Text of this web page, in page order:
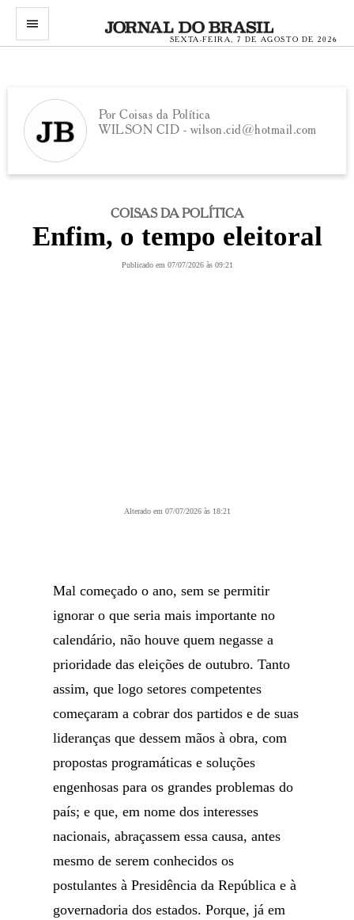
menu
SEXTA-FEIRA, 7 DE AGOSTO DE 2026
Por Coisas da Política
WILSON CID - wilson.cid@hotmail.com
COISAS DA POLÍTICA
Enfim, o tempo eleitoral
Publicado em 07/07/2026 às 09:21
Alterado em 07/07/2026 às 18:21
Mal começado o ano, sem se permitir
ignorar o que seria mais importante no
calendário, não houve quem negasse a
prioridade das eleições de outubro. Tanto
assim, que logo setores competentes
começaram a cobrar dos partidos e de suas
lideranças que dessem mãos à obra, com
propostas programáticas e soluções
engenhosas para os grandes problemas do
país; e que, em nome dos interesses
nacionais, abraçassem essa causa, antes
mesmo de serem conhecidos os
postulantes à Presidência da República e à
governadoria dos estados. Porque, já em